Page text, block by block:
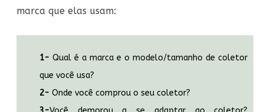
marca que elas usam:
1- Qual é a marca e o modelo/tamanho de coletor
que você usa?
2- Onde você comprou o seu coletor?